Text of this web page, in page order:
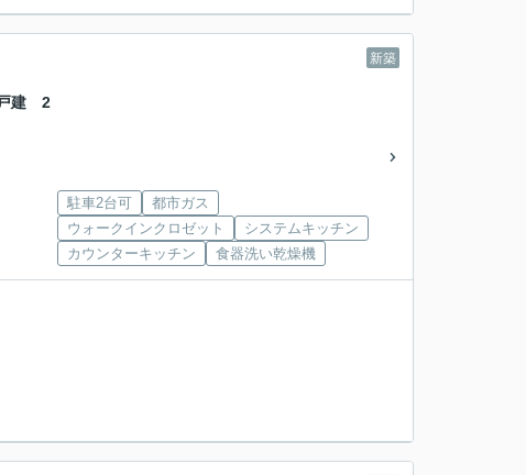
新築
戸建 2
駐車2台可
都市ガス
ウォークインクロゼット
システムキッチン
カウンターキッチン
食器洗い乾燥機